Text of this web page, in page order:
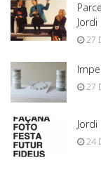
27
27
24